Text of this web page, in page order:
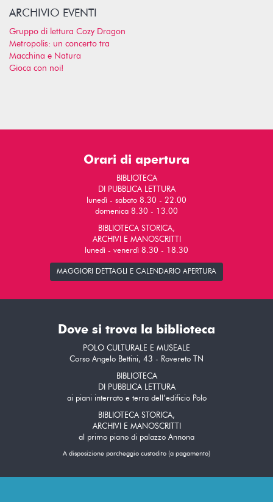
ARCHIVIO EVENTI
Gruppo di lettura Cozy Dragon
Metropolis: un concerto tra
Macchina e Natura
Gioca con noi!
Orari di apertura
BIBLIOTECA
DI PUBBLICA LETTURA
lunedì - sabato 8.30 - 22.00
domenica 8.30 - 13.00
BIBLIOTECA STORICA,
ARCHIVI E MANOSCRITTI
lunedì - venerdì 8.30 - 18.30
MAGGIORI DETTAGLI E CALENDARIO APERTURA
Dove si trova la biblioteca
POLO CULTURALE E MUSEALE
Corso Angelo Bettini, 43 - Rovereto TN
BIBLIOTECA
DI PUBBLICA LETTURA
ai piani interrato e terra dell’edificio Polo
BIBLIOTECA STORICA,
ARCHIVI E MANOSCRITTI
al primo piano di palazzo Annona
A disposizione parcheggio custodito (a pagamento)